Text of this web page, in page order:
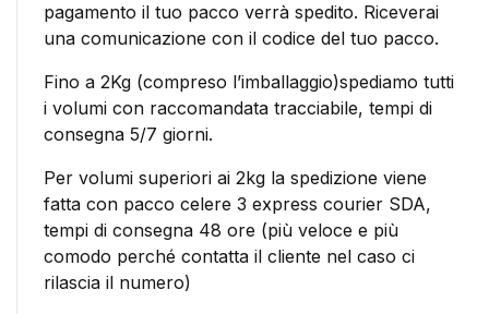
pagamento il tuo pacco verrà spedito. Riceverai
una comunicazione con il codice del tuo pacco.
Fino a 2Kg (compreso l’imballaggio)spediamo tutti
i volumi con raccomandata tracciabile, tempi di
consegna 5/7 giorni.
Per volumi superiori ai 2kg la spedizione viene
fatta con pacco celere 3 express courier SDA,
tempi di consegna 48 ore (più veloce e più
comodo perché contatta il cliente nel caso ci
rilascia il numero)